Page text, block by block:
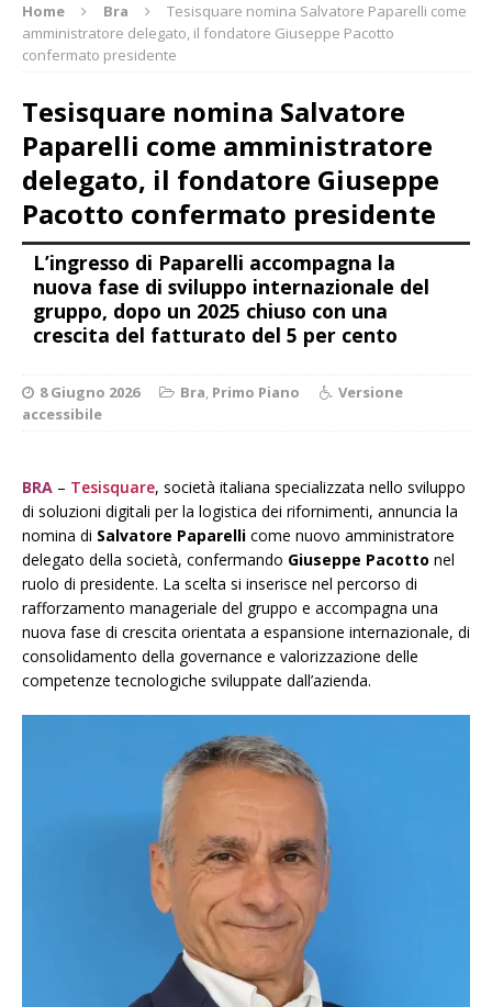
Home Bra
Tesisquare nomina Salvatore Paparelli come
amministratore delegato, il fondatore Giuseppe Pacotto
confermato presidente
Tesisquare nomina Salvatore
Paparelli come amministratore
delegato, il fondatore Giuseppe
Pacotto confermato presidente
L’ingresso di Paparelli accompagna la
nuova fase di sviluppo internazionale del
gruppo, dopo un 2025 chiuso con una
crescita del fatturato del 5 per cento
8 Giugno 2026 Bra, Primo Piano
Versione
accessibile
BRA – Tesisquare, società italiana specializzata nello sviluppo
di soluzioni digitali per la logistica dei rifornimenti, annuncia la
nomina di Salvatore Paparelli come nuovo amministratore
delegato della società, confermando Giuseppe Pacotto nel
ruolo di presidente. La scelta si inserisce nel percorso di
rafforzamento manageriale del gruppo e accompagna una
nuova fase di crescita orientata a espansione internazionale, di
consolidamento della governance e valorizzazione delle
competenze tecnologiche sviluppate dall’azienda.